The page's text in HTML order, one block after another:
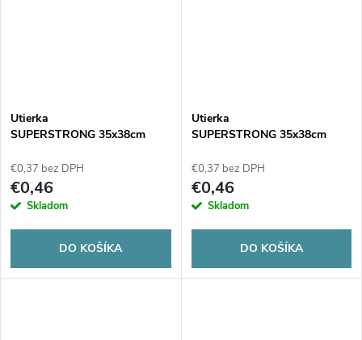
Utierka
SUPERSTRONG 35x38cm
€0,37 bez DPH
€0,46
Skladom
DO KOŠÍKA
Utierka
SUPERSTRONG 35x38cm
€0,37 bez DPH
€0,46
Skladom
DO KOŠÍKA